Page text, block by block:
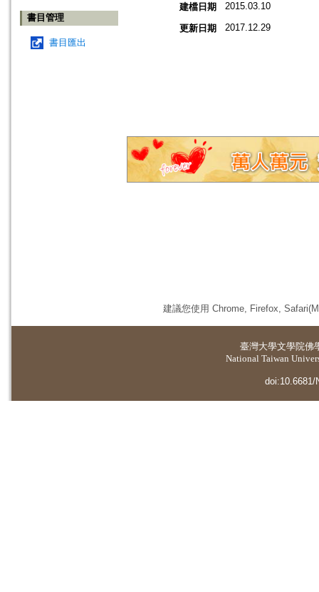
書目管理
書目匯出
建檔日期 2015.03.10
更新日期 2017.12.29
建議您使用 Chrome, Firefox,
臺灣大學文學院佛
National Taiwan
doi:10.6681/